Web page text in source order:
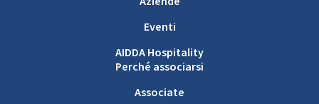
Eventi
AIDDA Hospitality
Perché associarsi
Associate